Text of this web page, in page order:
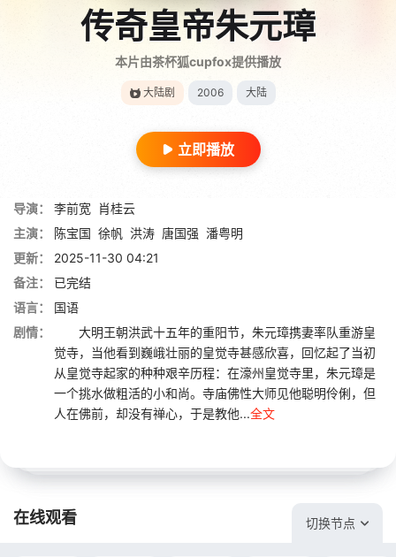
传奇皇帝朱元璋
本片由茶杯狐cupfox提供播放
大陆剧 2006 大陆
立即播放
导演： 李前宽
肖桂云
主演：
陈宝国 徐帆 洪涛 唐国强 潘粤明
更新：
2025-11-30 04:21
备注：
已完结
语言：
国语
剧情：
大明王朝洪武十五年的重阳节，朱元璋携妻率队重游皇
觉寺，当他看到巍峨壮丽的皇觉寺甚感欣喜，回忆起了当初
从皇觉寺起家的种种艰辛历程：在濠州皇觉寺里，朱元璋是
一个挑水做粗活的小和尚。寺庙佛性大师见他聪明伶俐，但
人在佛前，却没有禅心，于是教他...全文
在线观看 切换节点